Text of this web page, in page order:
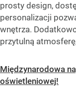
prosty design,
personalizacji
wnętrza.
przytulną
Międzynarodowa
oświetleniowej!